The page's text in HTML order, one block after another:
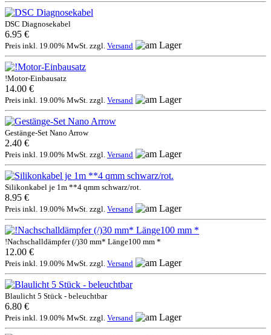
DSC Diagnosekabel
6.95 €
Preis inkl. 19.00% MwSt. zzgl. Versand
!Motor-Einbausatz
14.00 €
Preis inkl. 19.00% MwSt. zzgl. Versand
Gestänge-Set Nano Arrow
2.40 €
Preis inkl. 19.00% MwSt. zzgl. Versand
Silikonkabel je 1m **4 qmm schwarz/rot.
8.95 €
Preis inkl. 19.00% MwSt. zzgl. Versand
!Nachschalldämpfer (/)30 mm* Länge100 mm *
12.00 €
Preis inkl. 19.00% MwSt. zzgl. Versand
Blaulicht 5 Stück - beleuchtbar
6.80 €
Preis inkl. 19.00% MwSt. zzgl. Versand